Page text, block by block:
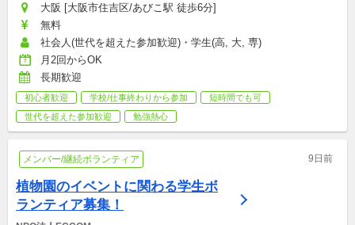
大阪 [大阪市住吉区/あびこ駅 徒歩6分]
無料
社会人(世代を超えた参加歓迎)・学生(高, 大, 専)
月2回からOK
長期歓迎
初心者歓迎 学校/仕事終わりから参加
短時間でも可
世代を超えた参加歓迎
勉強熱心
メンバー/継続ボランティア 9日前
植物園のイベントに関わる学生ボ
ランティア募集！